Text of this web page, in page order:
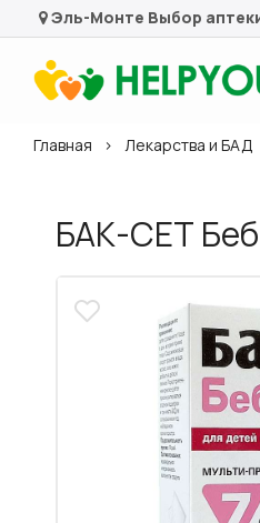
Эль-Монте Выбор
Главная Лекарства и БАД
БАК-СЕТ